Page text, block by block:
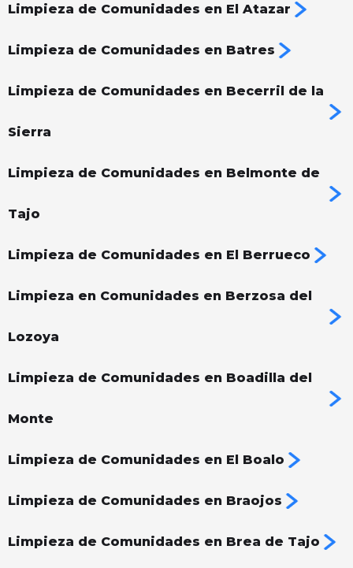
Limpieza de Comunidades en El Atazar
Limpieza de Comunidades en Batres
Limpieza de Comunidades en Becerril de la
Sierra
Limpieza de Comunidades en Belmonte de
Tajo
Limpieza de Comunidades en El Berrueco
Limpieza en Comunidades en Berzosa del
Lozoya
Limpieza de Comunidades en Boadilla del
Monte
Limpieza de Comunidades en El Boalo
Limpieza de Comunidades en Braojos
Limpieza de Comunidades en Brea de Tajo